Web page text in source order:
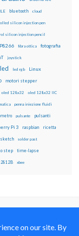
bluetooth cloud
silicon injection pen
silicon injection pencil
fibra ottica fotografia
joystick
led led rgb Linux
motori stepper
oled 128x32 oled 128x32 IIC
penna iniezione fluidi
pulsante pulsanti
Pi 3 raspbian ricetta
sketch solder past
step time-lapse
xbee